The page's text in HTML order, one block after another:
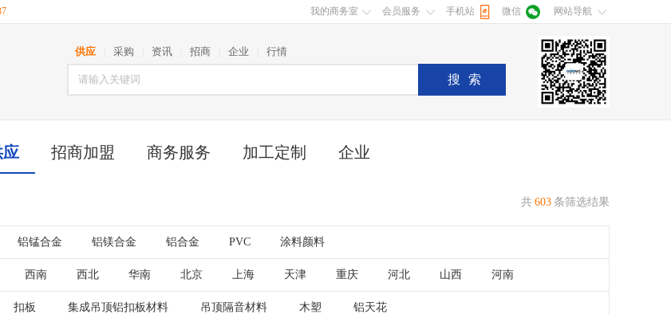
我的商务室 会员服务 手机站 微信 网站导航
供应 采购 资讯 招商 企业 行情
搜索
应 招商加盟 商务服务 加工定制 企业
共 603 条筛选结果
铝锰合金 铝镁合金 铝合金 PVC 涂料颜料
西南 西北 华南 北京 上海 天津 重庆 河北 山西 河南
江苏 山东 安徽 浙江 福建 湖北 湖南 广东
扣板 集成吊顶铝扣板材料 吊顶隔音材料 木塑 铝天花